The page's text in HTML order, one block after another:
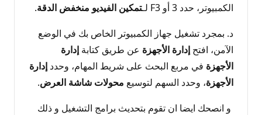
الكمبيوتر، حدد 3 أو F3 لـ
تمكين الفيديو منخفض الدقة.
د. بمجرد تشغيل جهاز الكمبيوتر الخاص بك في الوضع
الآمن، افتح إدارة الأجهزة عن طريق كتابة إدارة
الأجهزة في مربع البحث على شريط المهام، وحدد إدارة
الأجهزة، وحدد السهم لتوسيع محولات شاشة العرض.
و انصحك ايضا ان تقوم بتحديث برامج التشغيل و ذلك